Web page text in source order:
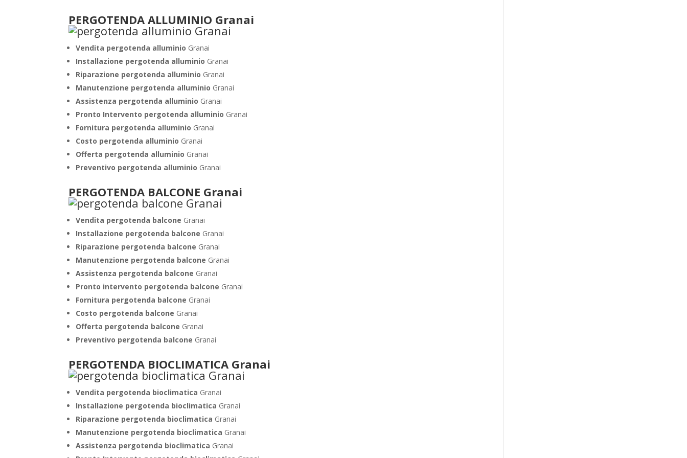
PERGOTENDA ALLUMINIO Granai
Vendita pergotenda alluminio Granai
Installazione pergotenda alluminio Granai
Riparazione pergotenda alluminio Granai
Manutenzione pergotenda alluminio Granai
Assistenza pergotenda alluminio Granai
Pronto Intervento pergotenda alluminio Granai
Fornitura pergotenda alluminio Granai
Costo pergotenda alluminio Granai
Offerta pergotenda alluminio Granai
Preventivo pergotenda alluminio Granai
PERGOTENDA BALCONE Granai
Vendita pergotenda balcone Granai
Installazione pergotenda balcone Granai
Riparazione pergotenda balcone Granai
Manutenzione pergotenda balcone Granai
Assistenza pergotenda balcone Granai
Pronto intervento pergotenda balcone Granai
Fornitura pergotenda balcone Granai
Costo pergotenda balcone Granai
Offerta pergotenda balcone Granai
Preventivo pergotenda balcone Granai
PERGOTENDA BIOCLIMATICA Granai
Vendita pergotenda bioclimatica Granai
Installazione pergotenda bioclimatica Granai
Riparazione pergotenda bioclimatica Granai
Manutenzione pergotenda bioclimatica Granai
Assistenza pergotenda bioclimatica Granai